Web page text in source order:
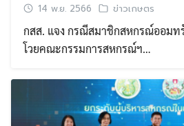
14 พ.ย. 2566 ข่าวเกษตร
กสส. แจง กรณีสมาชิกสหกรณ์ออม
โวยคณะกรรมการสหกรณ์ฯ…